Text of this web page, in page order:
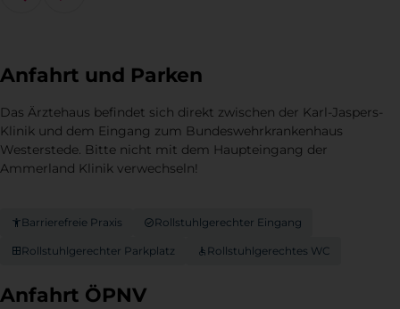
Anfahrt und Parken
Das Ärztehaus befindet sich direkt zwischen der Karl-Jaspers-
Klinik und dem Eingang zum Bundeswehrkrankenhaus
Westerstede. Bitte nicht mit dem Haupteingang der
Ammerland Klinik verwechseln!
Barrierefreie Praxis Rollstuhlgerechter Eingang
Rollstuhlgerechter Parkplatz Rollstuhlgerechtes WC
Anfahrt ÖPNV